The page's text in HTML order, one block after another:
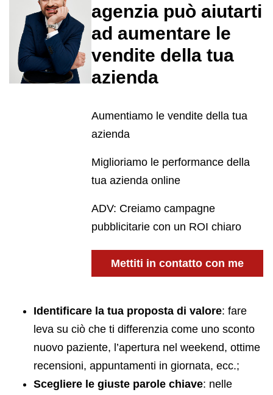
agenzia può aiutarti
ad aumentare le
vendite della tua
azienda
Aumentiamo le vendite della tua
azienda
Miglioriamo le performance della
tua azienda online
ADV: Creiamo campagne
pubblicitarie con un ROI chiaro
Mettiti in contatto con me
Identificare la tua proposta di valore: fare
leva su ciò che ti differenzia come uno sconto
nuovo paziente, l’apertura nel weekend, ottime
recensioni, appuntamenti in giornata, ecc.;
Scegliere le giuste parole chiave: nelle